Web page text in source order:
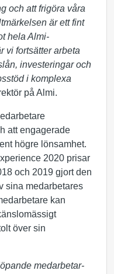
och att frigöra våra
är ett fint
hela Almi-
vi fortsätter arbeta
investeringar och
i komplexa
på Almi.
att engagerade
högre lönsamhet.
2020 prisar
och 2019 gjort den
sina medarbetares
kan
över sin
medarbetar-